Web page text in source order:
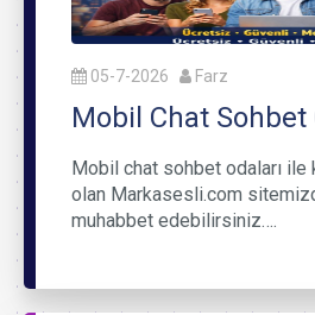
05-7-2026 Farz
Mobil Chat Sohbet
Mobil chat sohbet odaları ile
olan Markasesli.com
muhabbet edebilirsiniz….